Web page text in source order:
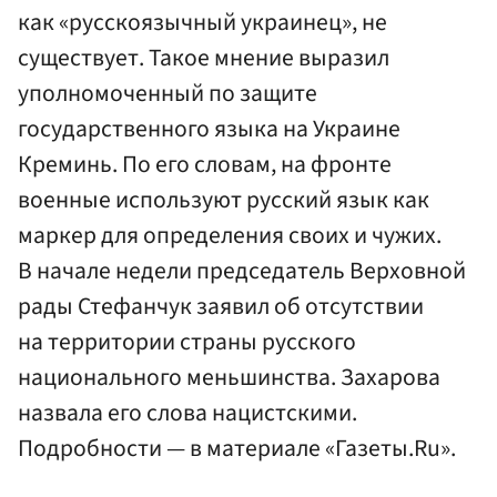
как «русскоязычный украинец», не
существует. Такое мнение выразил
уполномоченный по защите
государственного языка на Украине
Креминь. По его словам, на фронте
военные используют русский язык как
маркер для определения своих и чужих.
В начале недели председатель Верховной
рады Стефанчук заявил об отсутствии
на территории страны русского
национального меньшинства. Захарова
назвала его слова нацистскими.
Подробности — в материале «Газеты.Ru».